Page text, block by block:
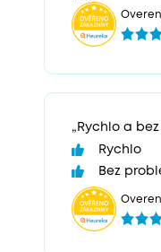
„Rychlo a
Rychlo
Bez